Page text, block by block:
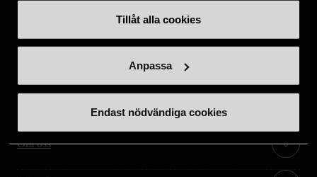
Tillåt alla cookies
Anpassa
Endast nödvändiga cookies
Om oss